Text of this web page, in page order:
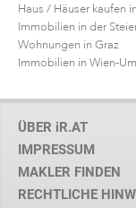
Haus / Häuser kaufen
Immobilien in der
Wohnungen in Graz
Immobilien in Wien-
ÜBER iR.AT
IMPRESSUM
MAKLER FINDEN
RECHTLICHE